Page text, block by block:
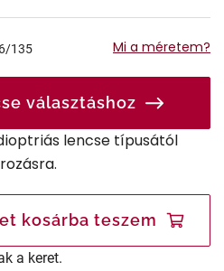
135 Mi a méretem?
választáshoz
lencse típusától
kosárba teszem
a keret.